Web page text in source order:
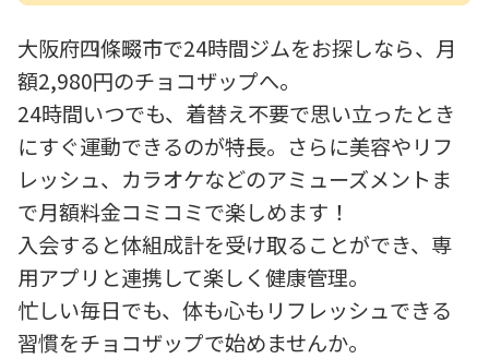
大阪府四條畷市で24時間ジムをお探しなら、月
額2,980円のチョコザップへ。
24時間いつでも、着替え不要で思い立ったとき
にすぐ運動できるのが特長。さらに美容やリフ
レッシュ、カラオケなどのアミューズメントま
で月額料金コミコミで楽しめます！
入会すると体組成計を受け取ることができ、専
用アプリと連携して楽しく健康管理。
忙しい毎日でも、体も心もリフレッシュできる
習慣をチョコザップで始めませんか。